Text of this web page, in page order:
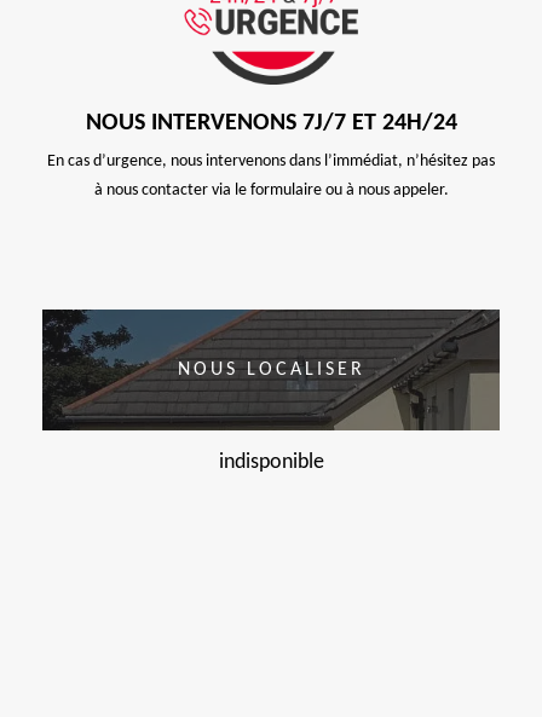
NOUS INTERVENONS 7J/7 ET 24H/24
En cas d’urgence, nous intervenons dans l’immédiat, n’hésitez pas
à nous contacter via le formulaire ou à nous appeler.
NOUS LOCALISER
indisponible